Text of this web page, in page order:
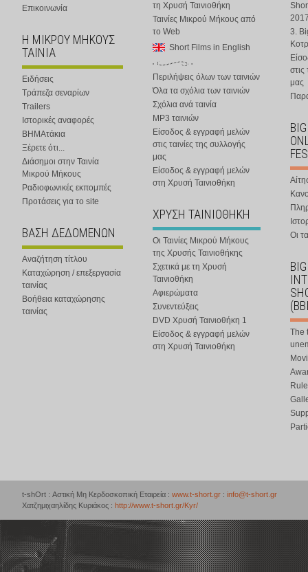
Επικοινωνία
Η ΜΙΚΡΟΥ ΜΗΚΟΥΣ
ΤΑΙΝΙΑ
Ειδήσεις
Τράπεζα σεναρίων
Trailers
Ιστορικές αναφορές
ΒΗΜΑτάκια
Ξέρετε ότι...
Διάσημοι στην Ταινία
Μικρού Μήκους
Ραδιοφωνικές εκπομπές
Προτάσεις για το site
ΒΑΣΗ ΔΕΔΟΜΕΝΩΝ
Αναζήτηση τίτλου
Καταχώρηση / επεξεργασία
ταινίας
Βοήθεια καταχώρησης
ταινίας
τη Χρυσή Ταινιοθήκη
Ταινίες Μικρού Μήκους από
το Web
Short Films in English
Περιλήψεις όλων των ταινιών
Όλα τα σχόλια των ταινιών
Σχόλια ανά ταινία
MP3 ταινιών
Είσοδος & εγγραφή μελών
στις ταινίες της συλλογής
μας
Είσοδος & εγγραφή μελών
στη Χρυσή Ταινιοθήκη
ΧΡΥΣΗ ΤΑΙΝΙΟΘΗΚΗ
Οι Ταινίες Μικρού Μήκους
της Χρυσής Ταινιοθήκης
Σχετικά με τη Χρυσή
Ταινιοθήκη
Αφιερώματα
Συνεντεύξεις
DVD Χρυσή Ταινιοθήκη 1
Είσοδος & εγγραφή μελών
στη Χρυσή Ταινιοθήκη
3.
στις
μας
Οι
The
t-shOrt : Αστική Μη Κερδοσκοπική Εταιρεία : www.t-short.gr : info@t-short.gr
Χατζημιχαηλίδης Κυριάκος : http://www.t-short.gr/Kyr/